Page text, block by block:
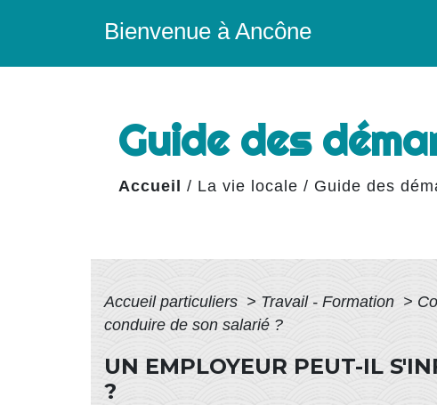
Bienvenue à Ancône
Guide des
Accueil / La vie locale / Guide des
Accueil particuliers > Travail - Formation >
conduire de son salarié ?
UN EMPLOYEUR PEUT-IL
?